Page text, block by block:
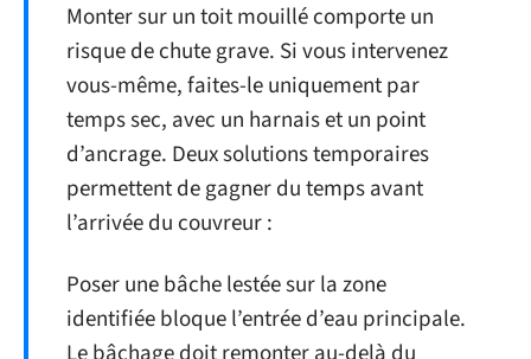
Monter sur un toit mouillé comporte un
risque de chute grave. Si vous intervenez
vous-même, faites-le uniquement par
temps sec, avec un harnais et un point
d’ancrage. Deux solutions temporaires
permettent de gagner du temps avant
l’arrivée du couvreur :
Poser une bâche lestée sur la zone
identifiée bloque l’entrée d’eau principale.